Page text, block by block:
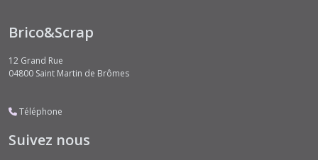
Brico&Scrap
12 Grand Rue
04800 Saint Martin de Brômes
Téléphone
Suivez nous